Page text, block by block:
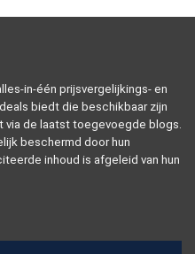
in-één prijsvergelijkings- en
biedt die beschikbaar zijn
via de laatst toegevoegde blogs.
beschermd door hun
inhoud is afgeleid van hun